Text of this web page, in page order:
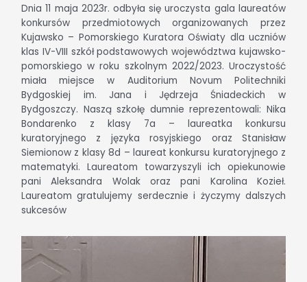
Dnia 11 maja 2023r. odbyła się uroczysta gala laureatów
konkursów przedmiotowych organizowanych przez
Kujawsko – Pomorskiego Kuratora Oświaty dla uczniów
klas IV-VIII szkół podstawowych województwa kujawsko-
pomorskiego w roku szkolnym 2022/2023. Uroczystość
miała miejsce w Auditorium Novum Politechniki
Bydgoskiej im. Jana i Jędrzeja Śniadeckich w
Bydgoszczy. Naszą szkołę dumnie reprezentowali: Nika
Bondarenko z klasy 7a – laureatka konkursu
kuratoryjnego z języka rosyjskiego oraz Stanisław
Siemionow z klasy 8d – laureat konkursu kuratoryjnego z
matematyki. Laureatom towarzyszyli ich opiekunowie
pani Aleksandra Wolak oraz pani Karolina Kozieł.
Laureatom gratulujemy serdecznie i życzymy dalszych
sukcesów